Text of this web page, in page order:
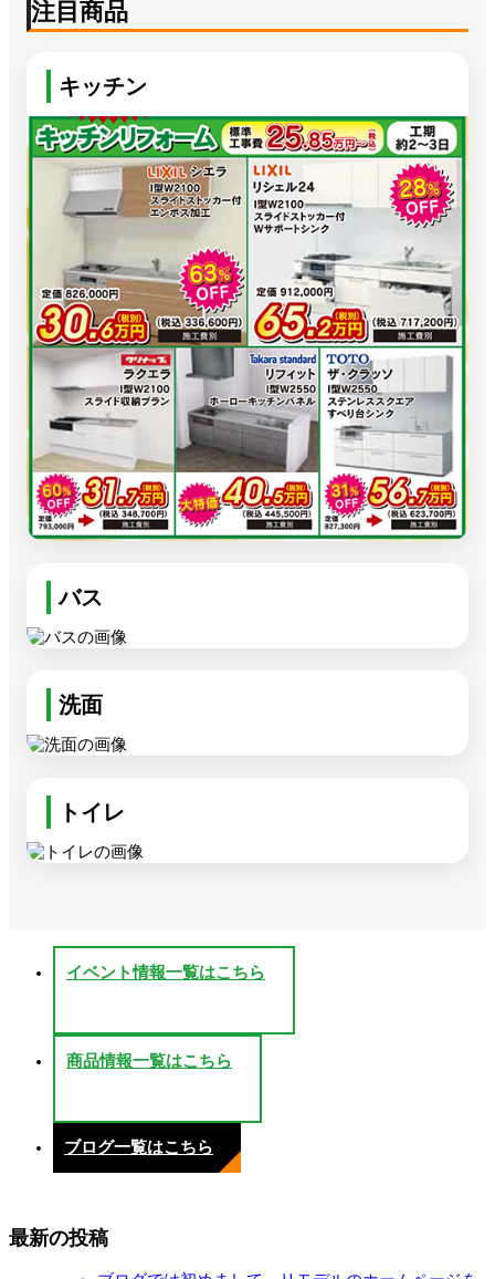
注目商品
キッチン
バス
洗面
トイレ
イベント情報一覧はこちら
商品情報一覧はこちら
ブログ一覧はこちら
最新の投稿